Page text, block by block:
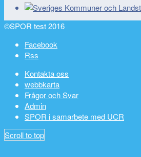
©SPOR test 2016
Facebook
Rss
Kontakta oss
webbkarta
Frågor och Svar
Admin
SPOR i samarbete med UCR
Scroll to top